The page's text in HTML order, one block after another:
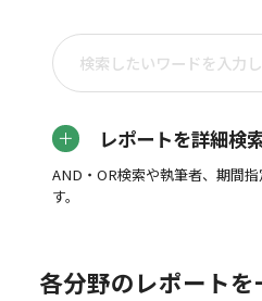
レポートを詳細検
AND・OR検索や執筆者、期間
す。
各分野のレポートを